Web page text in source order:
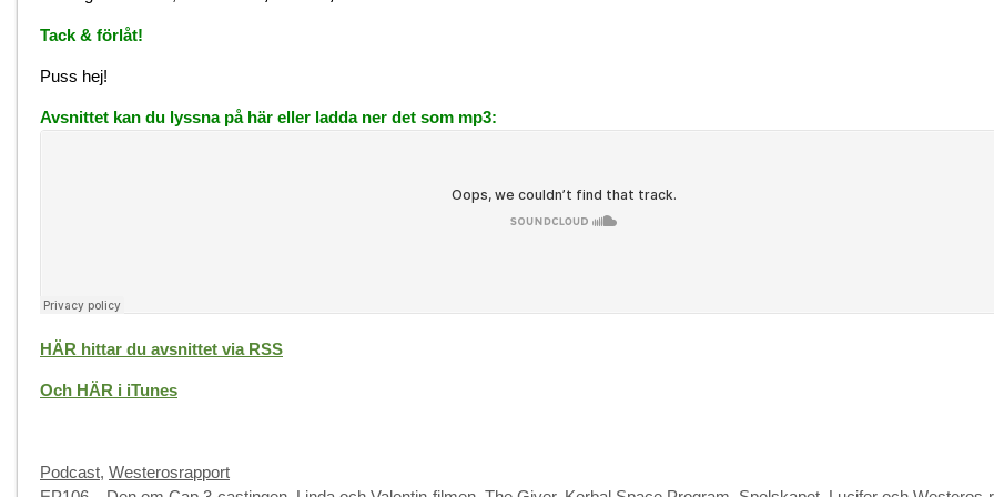
Tack & förlåt!
Puss hej!
Avsnittet kan du lyssna på här eller ladda ner det som mp3:
HÄR hittar du avsnittet via RSS
Och HÄR i iTunes
Categories
Podcast, Westerosrapport